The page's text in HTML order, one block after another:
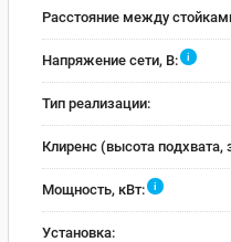
Расстояние между
Напряжение сети, В: i
Тип реализации:
Клиренс (высота
Мощность, кВт: i
Установка: